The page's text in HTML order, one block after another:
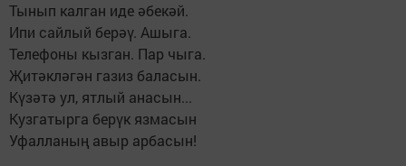
Тынып калган иде әбекәй.
Ипи сайлый берәү. Ашыга.
Телефоны кызган. Пар чыга.
Җитәкләгән газиз баласын.
Күзәтә ул, ятлый анасын...
Кузгатырга берүк язмасын
Уфалланың авыр арбасын!